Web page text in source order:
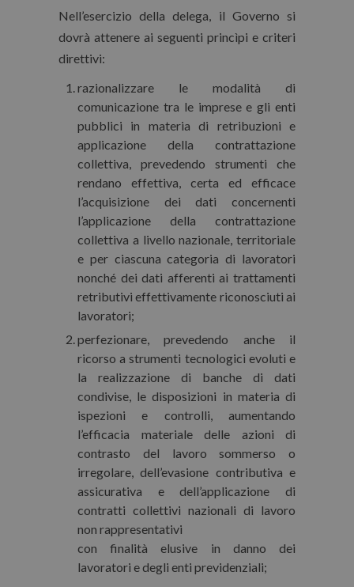
Nell’esercizio della delega, il Governo si
dovrà attenere ai seguenti princìpi e criteri
direttivi:
razionalizzare le modalità di
comunicazione tra le imprese e gli enti
pubblici in materia di retribuzioni e
applicazione della contrattazione
collettiva, prevedendo strumenti che
rendano effettiva, certa ed efficace
l’acquisizione dei dati concernenti
l’applicazione della contrattazione
collettiva a livello nazionale, territoriale
e per ciascuna categoria di lavoratori
nonché dei dati afferenti ai trattamenti
retributivi effettivamente riconosciuti ai
lavoratori;
perfezionare, prevedendo anche il
ricorso a strumenti tecnologici evoluti e
la realizzazione di banche di dati
condivise, le disposizioni in materia di
ispezioni e controlli, aumentando
l’efficacia materiale delle azioni di
contrasto del lavoro sommerso o
irregolare, dell’evasione contributiva e
assicurativa e dell’applicazione di
contratti collettivi nazionali di lavoro
non rappresentativi
con finalità elusive in danno dei
lavoratori e degli enti previdenziali;